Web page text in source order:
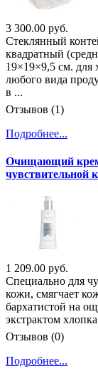
3 300.00 руб.
Стеклянный
квадратный
19×19×9,5 см. для
любого вида
в ...
Отзывов (1)
Подробнее...
Очищающий
чувствительной
1 209.00 руб.
Специально для
кожи, смягчает
бархатистой на
экстрактом
Отзывов (0)
Подробнее...